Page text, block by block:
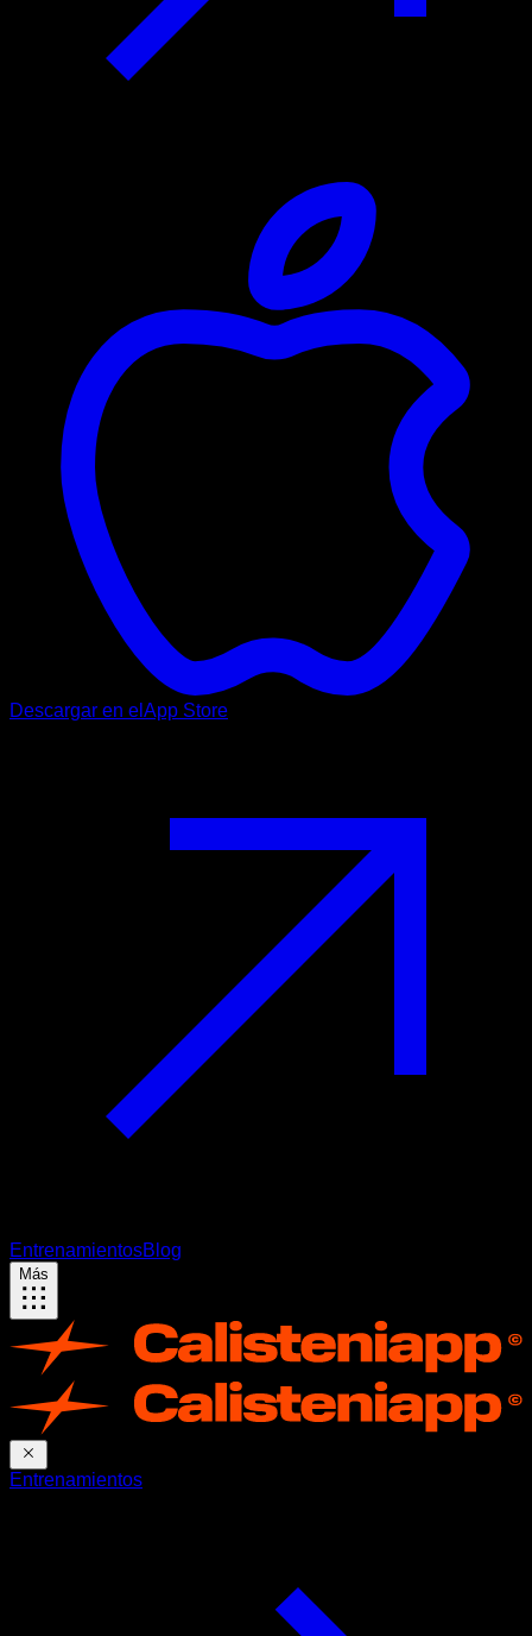
Descargar en el App Store
EntrenamientosBlog
Más
Entrenamientos